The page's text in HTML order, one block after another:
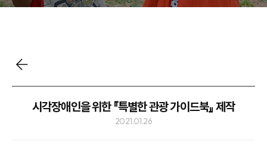
시각장애인을 위한 『특별한 관광 가이드북』 제작
2021.01.26